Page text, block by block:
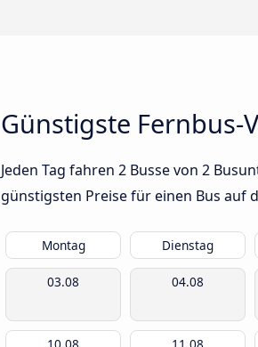
Günstigste Fernbus-
Jeden Tag fahren 2 Busse von 2
günstigsten Preise für einen Bus auf
Montag Dienstag
03.08 04.08